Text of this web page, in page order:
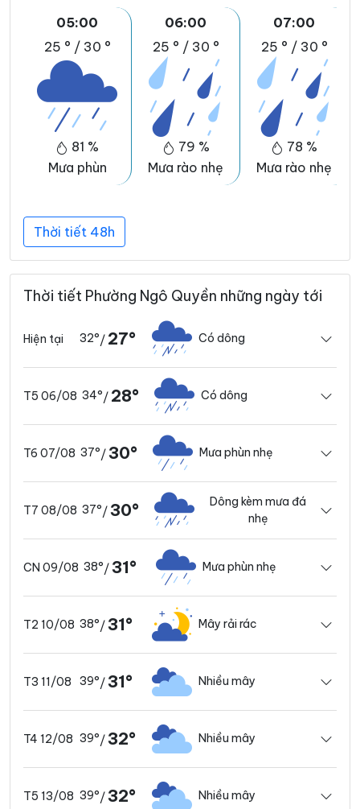
05:00
25 ° / 30 °
81 %
Mưa phùn
06:00
25 ° / 30 °
79 %
Mưa rào nhẹ
07:00
25 ° / 30 °
78 %
Mưa rào nhẹ
Thời tiết 48h
Thời tiết Phường Ngô Quyền những ngày tới
Hiện tại 32°/ 27° Có dông
T5 06/08 34°/ 28° Có dông
T6 07/08 37°/30° Mưa phùn nhẹ
T7 08/08 37°/30°
Dông kèm mưa đá
nhẹ
CN 09/08 38°/31° Mưa phùn nhẹ
T2 10/08 38°/31° Mây rải rác
T3 11/08 39°/31° Nhiều mây
T4 12/08 39°/32° Nhiều mây
T5 13/08 39°/32° Nhiều mây